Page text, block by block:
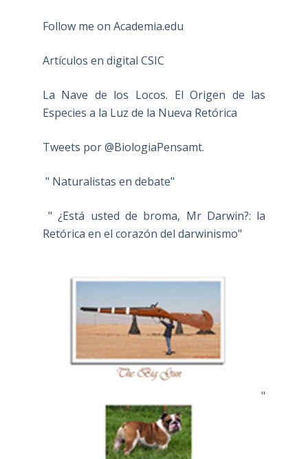
Follow me on Academia.edu
Artículos en digital CSIC
La Nave de los Locos. El Origen de las
Especies a la Luz de la Nueva Retórica
Tweets por @BiologiaPensamt.
" Naturalistas en debate"
" ¿Está usted de broma, Mr Darwin?: la
Retórica en el corazón del darwinismo"
"